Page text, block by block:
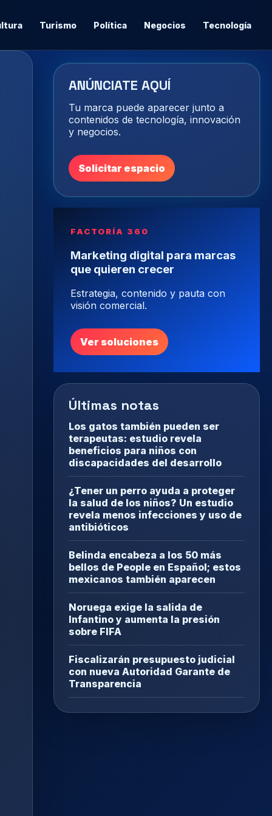
Turismo Política Negocios Tecnología
ANÚNCIATE AQUÍ
Tu marca puede aparecer junto a
contenidos de tecnología, innovación
y negocios.
Solicitar espacio
FACTORÍA 360
Marketing digital para marcas
que quieren crecer
Estrategia, contenido y pauta con
visión comercial.
Ver soluciones
Últimas notas
Los gatos también pueden ser
terapeutas: estudio revela
beneficios para niños con
discapacidades del desarrollo
¿Tener un perro ayuda a proteger
la salud de los niños? Un estudio
revela menos infecciones y uso de
antibióticos
Belinda encabeza a los 50 más
bellos de People en Español; estos
mexicanos también aparecen
Noruega exige la salida de
Infantino y aumenta la presión
sobre FIFA
Fiscalizarán presupuesto judicial
con nueva Autoridad Garante de
Transparencia